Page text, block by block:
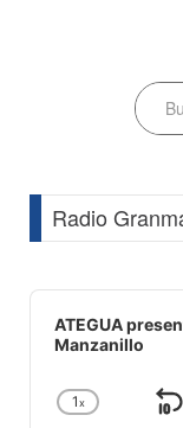
Radio
Audio
Player
ATEGUA
Manzanillo
Change
1x